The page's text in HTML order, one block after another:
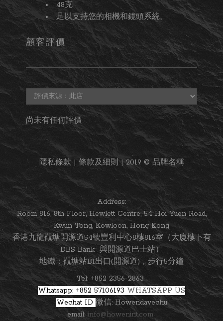
48克
足以支持您的相機和鏡頭系統。
顧客評價
尚未有任何評價
隱私條款 | 條款及細則 | 2019 © 品牌名稱
Address:
Room 816, 8th Floor, Hewlett Centre, 54 Hoi Yuen Road,
Kwun Tong, Kowloon, Hong Kong
香港九龍觀塘開源道54號豐利中心8樓816室（大廈樓下有
DBS Bank 與開源道巴士站）
地鐵：觀塘站B1出口(開源道)，步行5分鐘
Tel: +852 2356-2863
Whatsapp: +852 57106193 WHATSAPP US
Wechat ID 微信: Howendavechu
email: info@howenint.com